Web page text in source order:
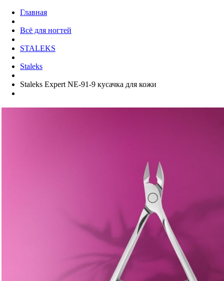
Главная
Всё для ногтей
STALEKS
Staleks
Staleks Expert NE-91-9 кусачка для кожи